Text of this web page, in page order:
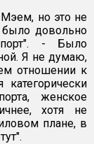
но это не
было довольно
- Было
Я не думаю,
отношении к
женское
хотя не
плане, в